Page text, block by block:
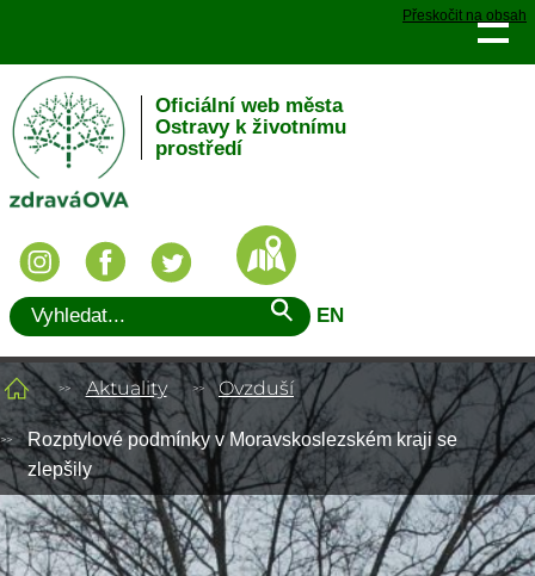
Přeskočit na obsah
Oficiální web města
Ostravy k životnímu
prostředí
EN
Aktuality Ovzduší
Rozptylové podmínky v Moravskoslezském kraji se
zlepšily